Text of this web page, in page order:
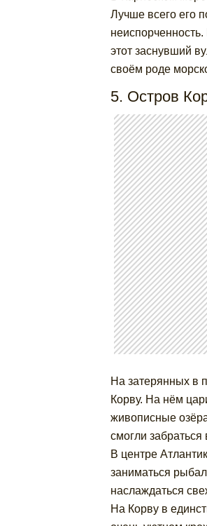
Лучше всего его
этот заснувший
своём роде
5. Остров
На затерянных в
Корву. На нём
живописные
смогли
В центре
заниматься
наслаждаться
На Корву в